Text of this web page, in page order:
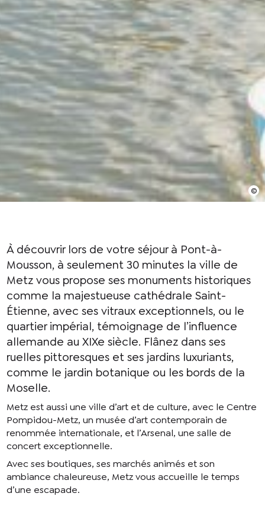
À découvrir lors de votre séjour à Pont-à-
Mousson, à seulement 30 minutes la ville de
Metz vous propose ses monuments historiques
comme la majestueuse cathédrale Saint-
Étienne, avec ses vitraux exceptionnels, ou le
quartier impérial, témoignage de l’influence
allemande au XIXe siècle. Flânez dans ses
ruelles pittoresques et ses jardins luxuriants,
comme le jardin botanique ou les bords de la
Moselle.
Metz est aussi une ville d’art et de culture, avec le Centre
Pompidou-Metz, un musée d’art contemporain de
renommée internationale, et l’Arsenal, une salle de
concert exceptionnelle.
Avec ses boutiques, ses marchés animés et son
ambiance chaleureuse, Metz vous accueille le temps
d’une escapade.
En cochant cette case, j’accepte que les
informations saisies soient utilisées pour
permettre de me recontacter.